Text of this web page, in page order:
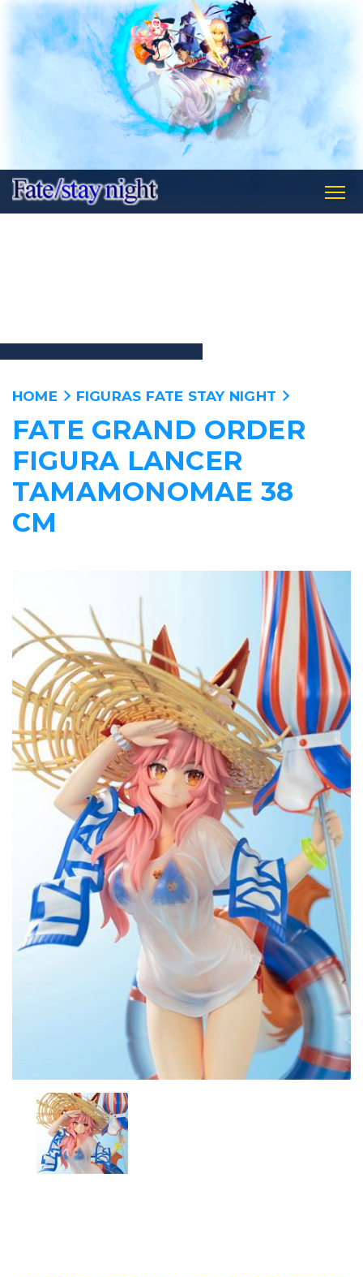
ANIME
PELICULAS
MANGA
WALLPAPERS
TIENDA
CONTACTO
HOME FIGURAS FATE STAY NIGHT
FATE GRAND ORDER
FIGURA LANCER
TAMAMONOMAE 38
CM